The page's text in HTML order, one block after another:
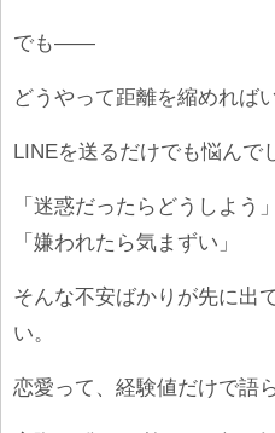
でも――
どうやって距離を縮めれば
LINEを送るだけでも悩んで
「迷惑だったらどうしよう」
「嫌われたら気まずい」
そんな不安ばかりが先に出
い。
恋愛って、経験値だけで語